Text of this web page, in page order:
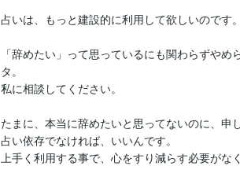
占いは、もっと建設的に利用して欲しいのです。
「辞めたい」って思っているにも関わらずやめ
タ。
私に相談してください。
たまに、本当に辞めたいと思ってないのに、申
占い依存でなければ、いいんです。
上手く利用する事で、心をすり減らす必要がな